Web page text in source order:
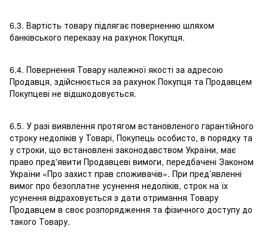
6.3. Вартість товару підлягає поверненню шляхом
банківського переказу на рахунок Покупця.
6.4. Повернення Товару належної якості за адресою
Продавця, здійснюється за рахунок Покупця та Продавцем
Покупцеві не відшкодовується.
6.5. У разі виявлення протягом встановленого гарантійного
строку недоліків у Товарі, Покупець особисто, в порядку та
у строки, що встановлені законодавством України, має
право пред'явити Продавцеві вимоги, передбачені Законом
України «Про захист прав споживачів». При пред’явленні
вимог про безоплатне усунення недоліків, строк на їх
усунення відраховується з дати отримання Товару
Продавцем в своє розпорядження та фізичного доступу до
такого Товару.